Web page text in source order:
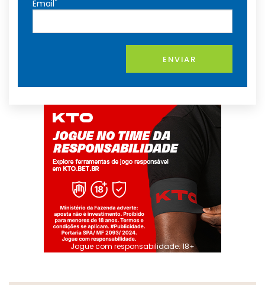
Email
ENVIAR
Jogue com responsabilidade. 18+